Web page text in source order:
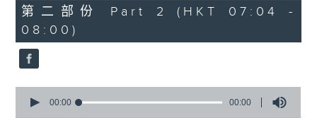
0
seconds
第二部份 Part 2 (HKT 07:04 -
08:00)
seconds
00:00 00:00